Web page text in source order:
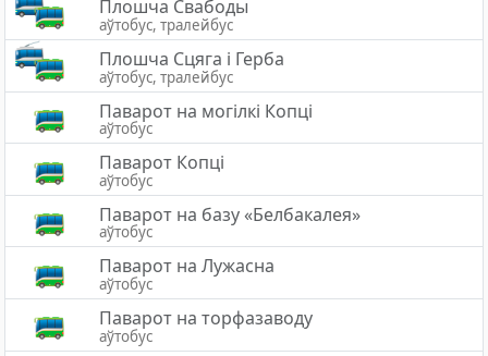
Плошча Свабоды
аўтобус, тралейбус
Плошча Сцяга i Герба
аўтобус, тралейбус
Паварот на могілкі Копці
аўтобус
Паварот Копці
аўтобус
Паварот на базу «Белбакалея»
аўтобус
Паварот на Лужасна
аўтобус
Паварот на торфазаводу
аўтобус